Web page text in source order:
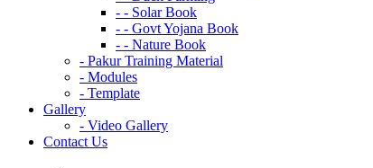
- - Solar Book
- - Govt Yojana Book
- - Nature Book
- Pakur Training Material
- Modules
- Template
Gallery
- Video Gallery
Contact Us